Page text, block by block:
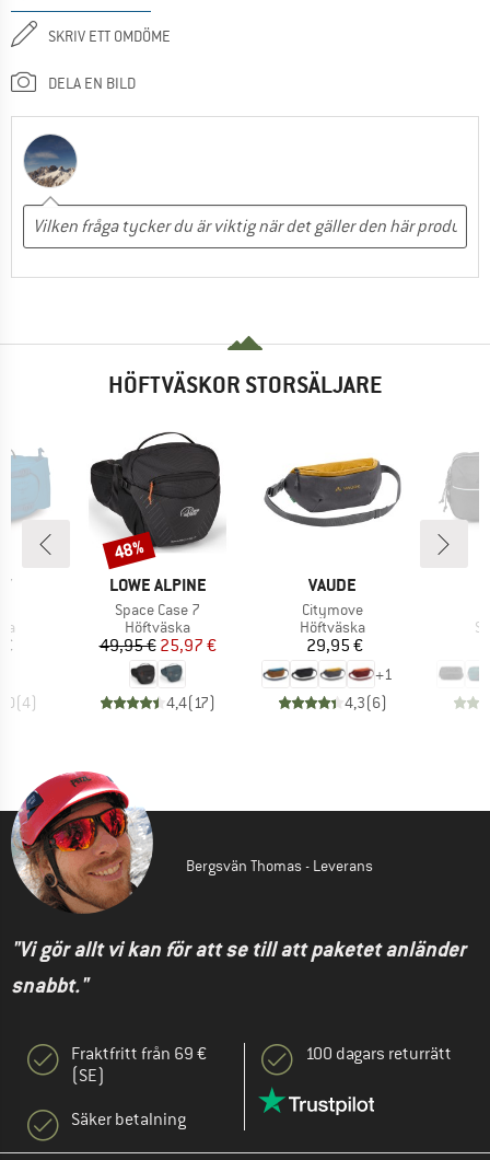
SKRIV ETT OMDÖME
DELA EN BILD
HÖFTVÄSKOR STORSÄLJARE
(4)
VARUMÄRKE
LOWE ALPINE
Produkter
Space Case 7
Produktgrupp
Höftväska
Pris
49,95 €Reducerat pris
25,97 €
4,4(17)
Rabatt
48%
VARUMÄRKE
VAUDE
Produkter
Citymove
Produktgrupp
Höftväska
Pris
29,95 €
+1
4,3(6)
Bergsvän Thomas - Leverans
"Vi gör allt vi kan för att se till att paketet anländer
snabbt."
Fraktfritt från 69 €
(SE)
Säker betalning
100 dagars returrätt